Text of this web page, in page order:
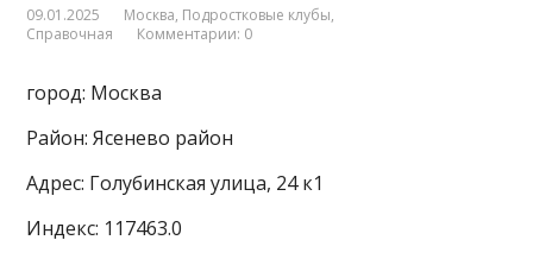
09.01.2025 Москва, Подростковые клубы,
Справочная
Комментарии: 0
город: Москва
Район: Ясенево район
Адрес: Голубинская улица, 24 к1
Индекс: 117463.0